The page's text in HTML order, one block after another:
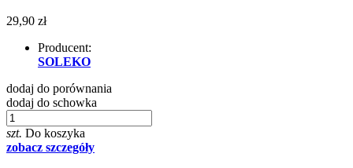
29,90 zł
Producent:
SOLEKO
dodaj do porównania
dodaj do schowka
szt. Do koszyka
zobacz szczegóły